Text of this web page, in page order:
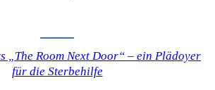
„The Room Next Door“ – ein Plädoyer
für die Sterbehilfe